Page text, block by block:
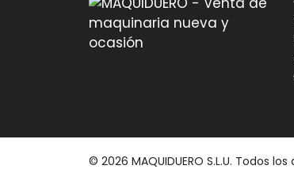
© 2026 MAQUIDUERO S.L.U. Todos